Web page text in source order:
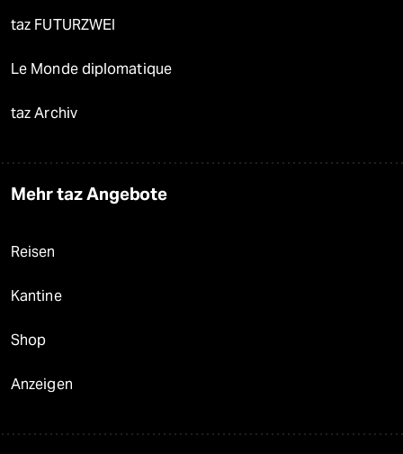
taz FUTURZWEI
Le Monde diplomatique
taz Archiv
Mehr taz Angebote
Reisen
Kantine
Shop
Anzeigen